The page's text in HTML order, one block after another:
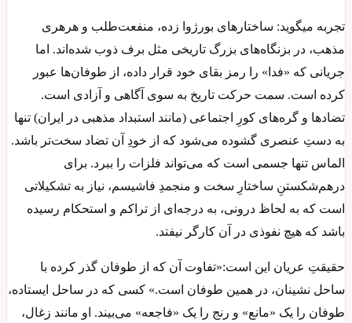
تجربه میگوید: ساختارهای بورژوا زده، منفعت‌طلب و هرهری
مذهب، در بزنگاه‌های بزرگ تاریخی مثل برف ذوب شده‌اند. اما
جریانی که «فدا» را رمز بقای خود قرار داده، از طوفان‌ها عبور
کرده است. سمت حرکت تاریخ به سوی آگاهی و آزادی است.
تضادها و گره‌های کورِ اجتماعی (مانند استبداد مذهبی در ایران) تنها
به دستِ عنصری گشوده می‌شود که از خودِ آن تضاد سخت‌تر باشد.
الماس تنها جسمی است که می‌تواند فلزات را ببرد. برای
درهم‌شکستنِ ساختارِ سخت و منجمدِ فاشیسم، نیاز به تشکیلاتی
است که به لحاظ درونی، به درجه‌ای از تراکم و استحکام رسیده
باشد که هیچ نفوذی در آن کارگر نیفتد.
حقیقتِ عریان این است:«تفاوت آن که از طوفان گذر کرده با
ساحل نشینان، در همین طوفان است.» کسی که در ساحل ایستاده،
طوفان را یک «مانع» و رنج را یک «فاجعه» می‌بیند. او مانند زغال،